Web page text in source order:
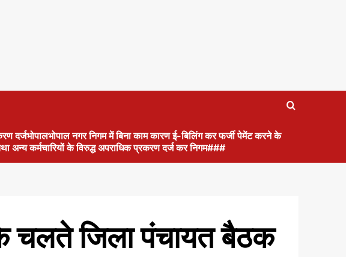
दर्जभोपालभोपाल नगर निगम में बिना काम कारण ई-बिलिंग कर फर्जी पेमेंट करने के
कर्मचारियों के विरुद्ध अपराधिक प्रकरण दर्ज कर निगम###
चलते जिला पंचायत बैठक